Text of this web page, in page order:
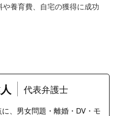
養育費、自宅の獲得に成功
代表弁護士
、男女問題・離婚・DV・モ